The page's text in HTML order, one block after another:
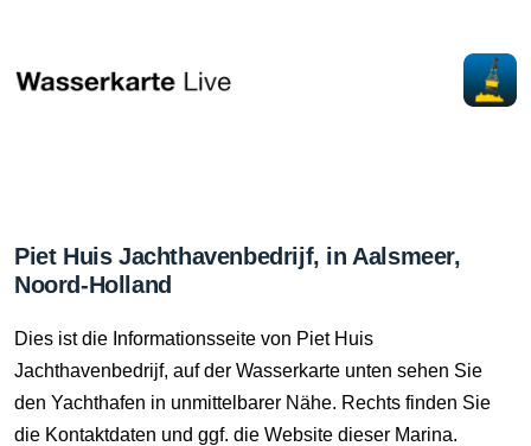
Piet Huis Jachthavenbedrijf, in Aalsmeer,
Noord-Holland
Dies ist die Informationsseite von Piet Huis
Jachthavenbedrijf, auf der Wasserkarte unten sehen Sie
den Yachthafen in unmittelbarer Nähe. Rechts finden Sie
die Kontaktdaten und ggf. die Website dieser Marina.